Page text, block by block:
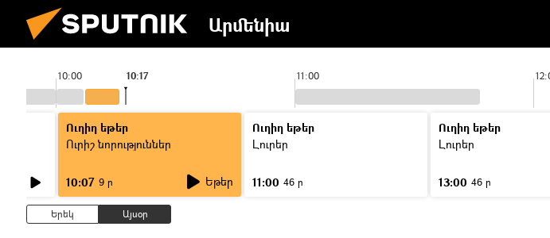
Արմենիա
10:00 11:00
10:17
Ուղիղ եթեր
Ուրիշ նորություններ
10:07 9 ր Եթեր
Ուղիղ եթեր
Լուրեր
11:00 46 ր
Ուղիղ եթեր
Լուրեր
13:00 46 ր
Երեկ Այսօր